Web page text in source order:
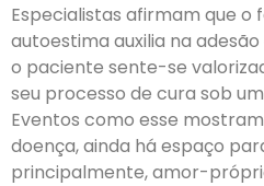
Especialistas afirmam que
autoestima auxilia na
o paciente sente-se
seu processo de cura sob
Eventos como esse
doença, ainda há espaço
principalmente, amor-